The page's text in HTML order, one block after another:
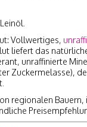
Vollwertiges,
liefert das
unraffinierte
Zuckermelasse),
regionalen